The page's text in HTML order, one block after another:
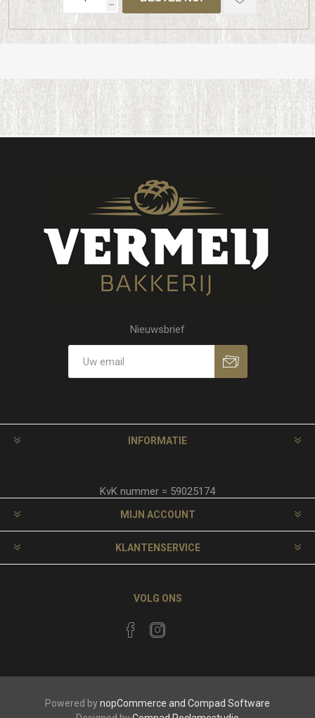
h
Nieuwsbrief
INFORMATIE
KvK nummer = 59025174
MIJN ACCOUNT
KLANTENSERVICE
VOLG ONS
Powered bynopCommerce and Compad Software